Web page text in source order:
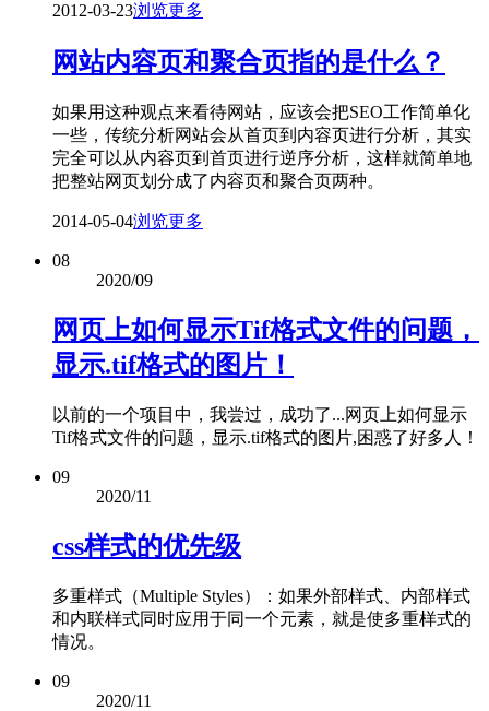
2012-03-23浏览更多
网站内容页和聚合页指的是什么？
如果用这种观点来看待网站，应该会把SEO工作简单化
一些，传统分析网站会从首页到内容页进行分析，其实
完全可以从内容页到首页进行逆序分析，这样就简单地
把整站网页划分成了内容页和聚合页两种。
2014-05-04浏览更多
08
2020/09
网页上如何显示Tif格式文件的问题，
显示.tif格式的图片！
以前的一个项目中，我尝过，成功了...网页上如何显示
Tif格式文件的问题，显示.tif格式的图片,困惑了好多人！
09
2020/11
css样式的优先级
多重样式（Multiple Styles）：如果外部样式、内部样式
和内联样式同时应用于同一个元素，就是使多重样式的
情况。
09
2020/11